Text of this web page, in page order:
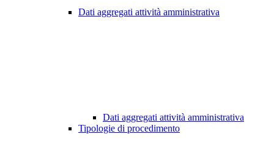
Dati aggregati attività amministrativa
Dati aggregati attività amministrativa
Tipologie di procedimento